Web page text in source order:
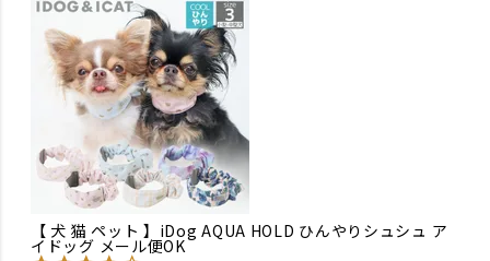
【 犬 猫 ペット 】iDog AQUA HOLD ひんやりシュシュ ア
イドッグ メール便OK